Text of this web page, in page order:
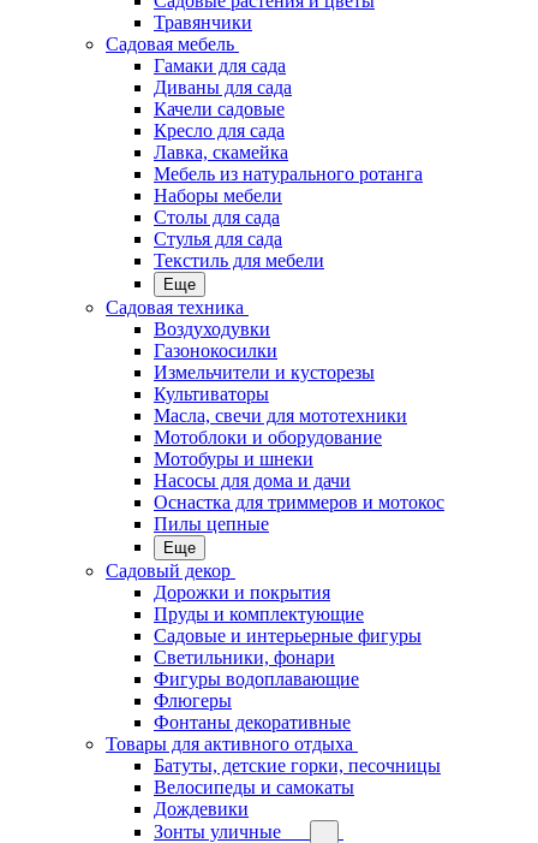
Травянчики
Садовая мебель
Гамаки для сада
Диваны для сада
Качели садовые
Кресло для сада
Лавка, скамейка
Мебель из натурального ротанга
Наборы мебели
Столы для сада
Стулья для сада
Текстиль для мебели
Еще
Садовая техника
Воздуходувки
Газонокосилки
Измельчители и кусторезы
Культиваторы
Масла, свечи для мототехники
Мотоблоки и оборудование
Мотобуры и шнеки
Насосы для дома и дачи
Оснастка для триммеров и мотокос
Пилы цепные
Еще
Садовый декор
Дорожки и покрытия
Пруды и комплектующие
Садовые и интерьерные фигуры
Светильники, фонари
Фигуры водоплавающие
Флюгеры
Фонтаны декоративные
Товары для активного отдыха
Батуты, детские горки, песочницы
Велосипеды и самокаты
Дождевики
Зонты уличные